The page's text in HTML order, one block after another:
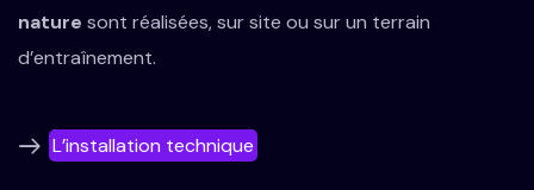
nature sont réalisées, sur site ou sur un terrain
d’entraînement.
L’installation technique